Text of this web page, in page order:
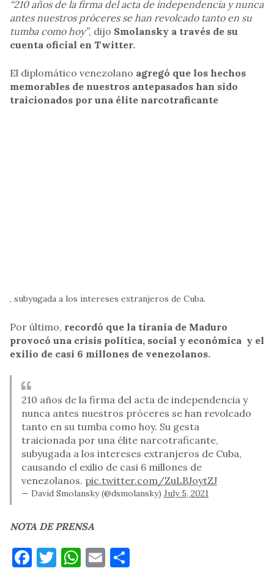
“210 años de la firma del acta de independencia y nunca
antes nuestros próceres se han revolcado tanto en su
tumba como hoy”, dijo Smolansky a través de su
cuenta oficial en Twitter.
El diplomático venezolano agregó que los hechos
memorables de nuestros antepasados han sido
traicionados por una élite narcotraficante
, subyugada a los intereses extranjeros de Cuba.
Por último, recordó que la tiranía de Maduro
provocó una crisis política, social y económica y el
exilio de casi 6 millones de venezolanos.
210 años de la firma del acta de independencia y
nunca antes nuestros próceres se han revolcado
tanto en su tumba como hoy. Su gesta
traicionada por una élite narcotraficante,
subyugada a los intereses extranjeros de Cuba,
causando el exilio de casi 6 millones de
venezolanos. pic.twitter.com/ZuLBJoytZJ
— David Smolansky (@dsmolansky) July 5, 2021
NOTA DE PRENSA
Facebook
Twitter
WhatsApp
Email